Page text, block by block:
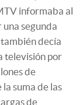
informaba al
segunda
también decía
televisión por
de
suma de las
de